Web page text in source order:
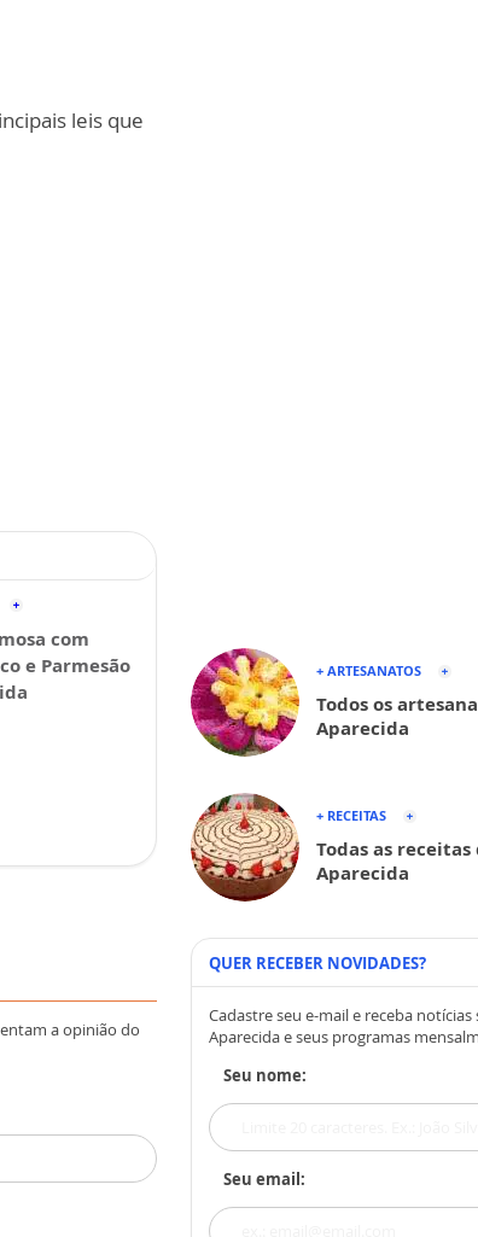
leis que
com
e Parmesão
a opinião do
+ ARTESANATOS
Todos os
Aparecida
+ RECEITAS
Todas as receitas
Aparecida
QUER RECEBER NOVIDADES?
Cadastre seu e-mail e receba notícias
Aparecida e seus programas
Seu nome:
Seu email: